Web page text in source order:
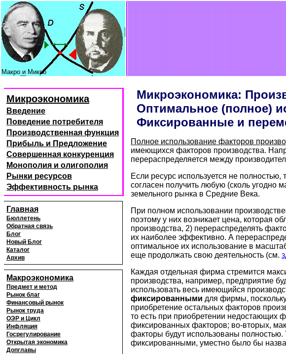
Макро и Микро
Микроэкономика
Введение
Поведение потребителя
Производственная функция
Прибыль и Предложение
Совершенная конкуренция
Монополия и олигополия
Рынки ресурсов
Эффективность рынка
Главная
Бюллетень
Обратная связь
Блог
Новый Блог
Каталог
Архив
Макроэкономика
Предмет и метод
Рынок благ
Финансовый рынок
Рынок труда
ОЭР и Цикл
Инфляция
Госрегулирование
Открытая экономика
Допглавы
Микроэкономика:
Оптимальное (полное)
Фиксированные и
Полное использование факторов
имеющихся факторов производства.
перераспределяется между
Если ресурс используется не полностью,
согласен получить любую (сколь угодно
земельного рынка в Средние Века.
При полном использовании
поэтому у них возникает цена, которая
производства, 2) перераспределять
их наиболее эффективно. А
оптимальное их использование в
еще продолжать свою деятельность (см.
Каждая отдельная фирма стремится
производства, например, предприятие
использовать весь имеющийся
фиксированными для фирмы,
приобретение остальных факторов
то есть при приобретении недостающих
фиксированных факторов; во-вторых,
факторы будут использованы
фиксированными, уместно было бы